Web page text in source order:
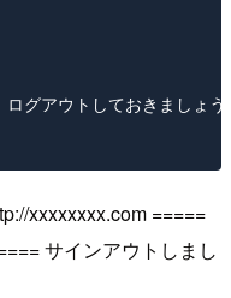
グアウトしておきましょう
xxxxxxxx.com =====
サインアウトしまし